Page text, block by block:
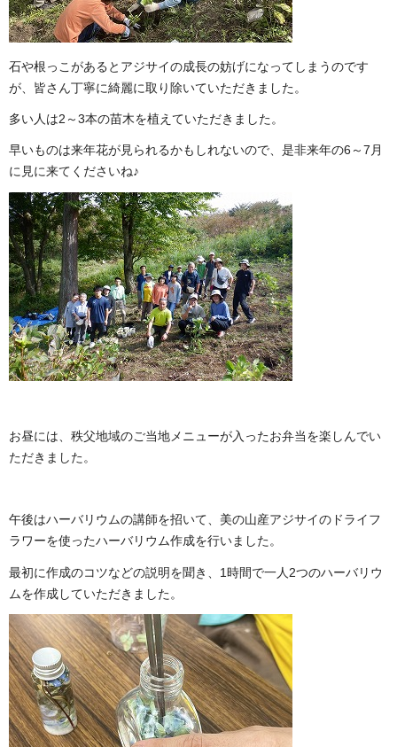
石や根っこがあるとアジサイの成長の妨げになってしまうのです
が、皆さん丁寧に綺麗に取り除いていただきました。
多い人は2～3本の苗木を植えていただきました。
早いものは来年花が見られるかもしれないので、是非来年の6～7月
に見に来てくださいね♪
お昼には、秩父地域のご当地メニューが入ったお弁当を楽しんでい
ただきました。
午後はハーバリウムの講師を招いて、美の山産アジサイのドライフ
ラワーを使ったハーバリウム作成を行いました。
最初に作成のコツなどの説明を聞き、1時間で一人2つのハーバリウ
ムを作成していただきました。